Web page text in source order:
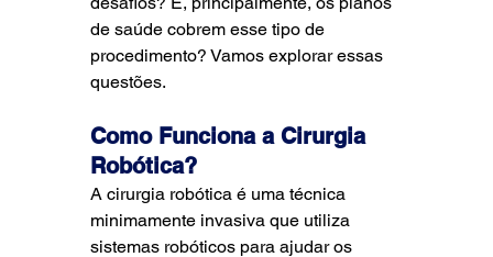
de saúde cobrem esse tipo de
procedimento? Vamos explorar essas
questões.
Como Funciona a Cirurgia
Robótica?
A cirurgia robótica é uma técnica
minimamente invasiva que utiliza
sistemas robóticos para ajudar os